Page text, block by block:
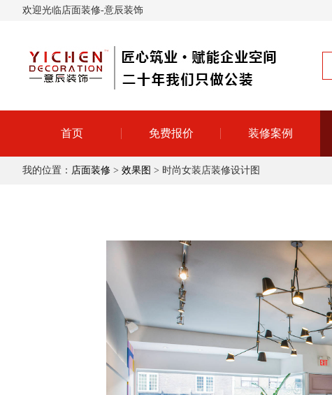
欢迎光临店面装修-意辰装饰
首页 免费报价 装修案例
我的位置： 店面装修 > 效果图 > 时尚女装店装修设计图